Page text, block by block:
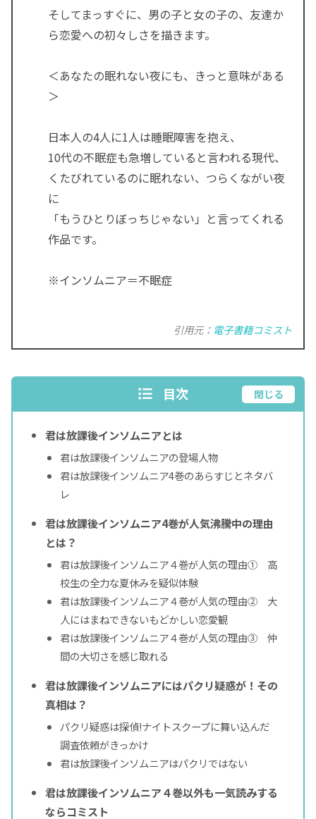
そしてまっすぐに、男の子と女の子の、友達か
ら恋愛への初々しさを描きます。
＜あなたの眠れない夜にも、きっと意味がある
＞
日本人の4人に1人は睡眠障害を抱え、
10代の不眠症も急増していると言われる現代、
くたびれているのに眠れない、つらくながい夜
に
「もうひとりぼっちじゃない」と言ってくれる
作品です。
※インソムニア＝不眠症
引用元： 電子書籍コミスト
目次 閉じる
君は放課後インソムニアとは
君は放課後インソムニアの登場人物
君は放課後インソムニア4巻のあらすじとネタバ
レ
君は放課後インソムニア4巻が人気沸騰中の理由
とは？
君は放課後インソムニア４巻が人気の理由① 高
校生の全力な夏休みを疑似体験
君は放課後インソムニア４巻が人気の理由② 大
人にはまねできないもどかしい恋愛観
君は放課後インソムニア４巻が人気の理由③ 仲
間の大切さを感じ取れる
君は放課後インソムニアにはパクリ疑惑が！その
真相は？
パクリ疑惑は探偵!ナイトスクープに舞い込んだ
調査依頼がきっかけ
君は放課後インソムニアはパクリではない
君は放課後インソムニア４巻以外も一気読みする
ならコミスト